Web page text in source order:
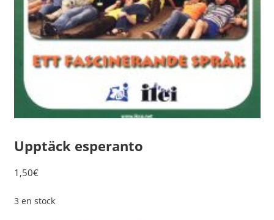
Upptäck esperanto
1,50€
3 en stock